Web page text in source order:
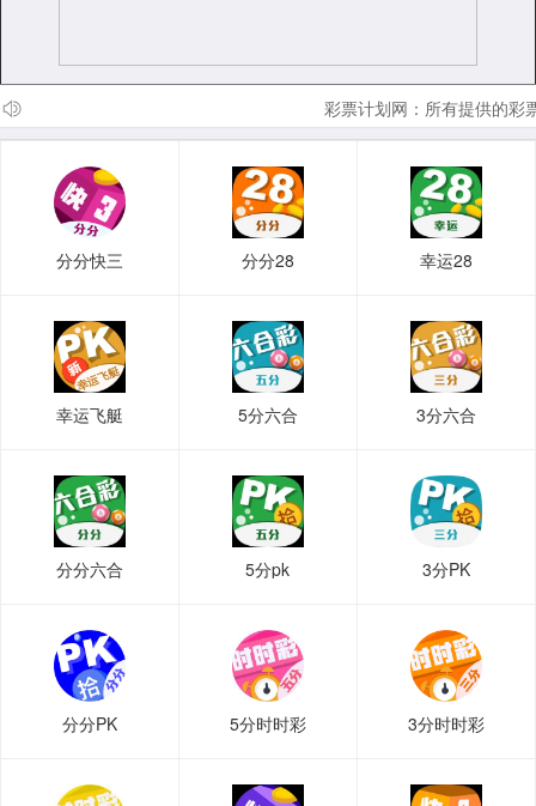
彩票计划网：所有提供的彩
分分快三 分分28 幸运28
幸运飞艇 5分六合 3分六合
分分六合 5分pk 3分PK
分分PK 5分时时彩 3分时时彩